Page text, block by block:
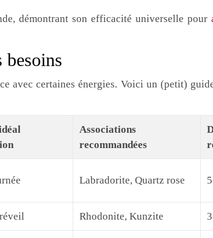
démontrant son efficacité universelle pour
besoins
avec certaines énergies. Voici un (petit)
Associations
recommandées
Labradorite, Quartz rose
Rhodonite, Kunzite